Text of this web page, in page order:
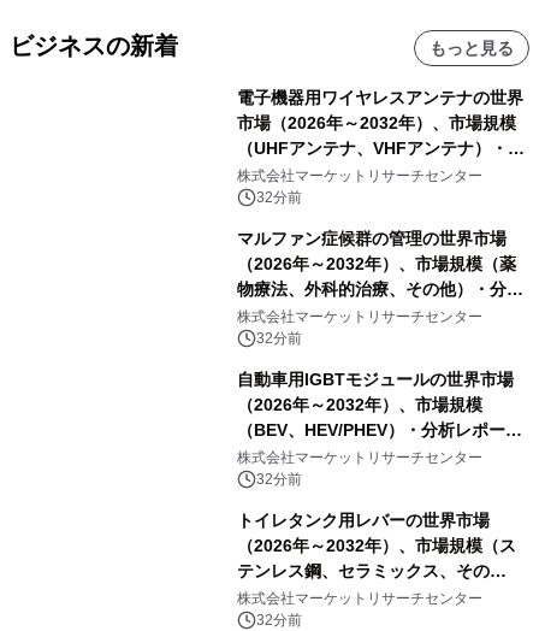
ビジネスの新着 もっと見る
電子機器用ワイヤレスアンテナの世界
市場（2026年～2032年）、市場規模
（UHFアンテナ、VHFアンテナ）・分
析レポートを発表
株式会社マーケットリサーチセンター
32分前
マルファン症候群の管理の世界市場
（2026年～2032年）、市場規模（薬
物療法、外科的治療、その他）・分析
レポートを発表
株式会社マーケットリサーチセンター
32分前
自動車用IGBTモジュールの世界市場
（2026年～2032年）、市場規模
（BEV、HEV/PHEV）・分析レポート
を発表
株式会社マーケットリサーチセンター
32分前
トイレタンク用レバーの世界市場
（2026年～2032年）、市場規模（ス
テンレス鋼、セラミックス、その
他）・分析レポートを発表
株式会社マーケットリサーチセンター
32分前